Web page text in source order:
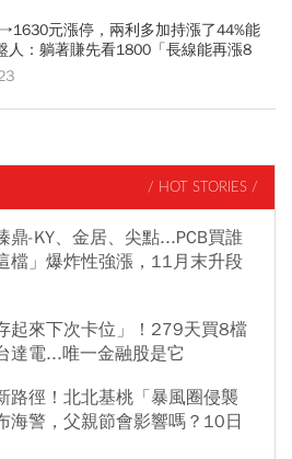
元漲停，兩利多加持漲了44%能
人：躺著賺先看1800「長線能再漲8
/ HOT STORIES /
鼎-KY、金居、尖點...PCB買誰
檔」爆炸性強漲，11月末升段
起來下次卡位」！279天買8檔
達電...唯一金融股是它
路徑！北北基桃「暴風圈侵襲
海警，父親節會影響嗎？10日